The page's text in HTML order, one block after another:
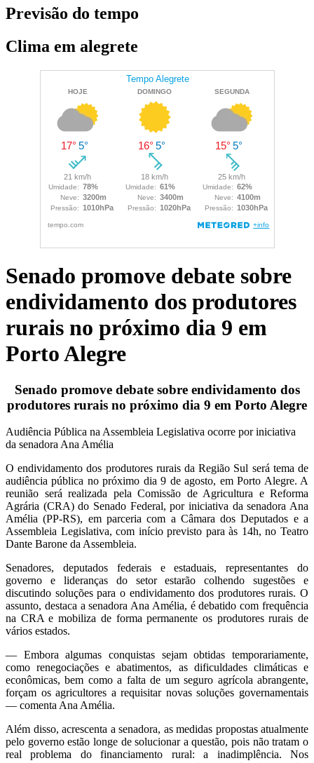
Previsão do tempo
Clima em alegrete
Senado promove debate sobre
endividamento dos produtores
rurais no próximo dia 9 em
Porto Alegre
Senado promove debate sobre endividamento dos
produtores rurais no próximo dia 9 em Porto Alegre
Audiência Pública na Assembleia Legislativa ocorre por iniciativa
da senadora Ana Amélia
O endividamento dos produtores rurais da Região Sul será tema de
audiência pública no próximo dia 9 de agosto, em Porto Alegre. A
reunião será realizada pela Comissão de Agricultura e Reforma
Agrária (CRA) do Senado Federal, por iniciativa da senadora Ana
Amélia (PP-RS), em parceria com a Câmara dos Deputados e a
Assembleia Legislativa, com início previsto para às 14h, no Teatro
Dante Barone da Assembleia.
Senadores, deputados federais e estaduais, representantes do
governo e lideranças do setor estarão colhendo sugestões e
discutindo soluções para o endividamento dos produtores rurais. O
assunto, destaca a senadora Ana Amélia, é debatido com frequência
na CRA e mobiliza de forma permanente os produtores rurais de
vários estados.
— Embora algumas conquistas sejam obtidas temporariamente,
como renegociações e abatimentos, as dificuldades climáticas e
econômicas, bem como a falta de um seguro agrícola abrangente,
forçam os agricultores a requisitar novas soluções governamentais
— comenta Ana Amélia.
Além disso, acrescenta a senadora, as medidas propostas atualmente
pelo governo estão longe de solucionar a questão, pois não tratam o
real problema do financiamento rural: a inadimplência. Nos